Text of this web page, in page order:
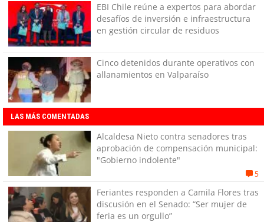
EBI Chile reúne a expertos para abordar
desafíos de inversión e infraestructura
en gestión circular de residuos
Cinco detenidos durante operativos con
allanamientos en Valparaíso
LAS MÁS COMENTADAS
Alcaldesa Nieto contra senadores tras
aprobación de compensación municipal:
"Gobierno indolente"
5
Feriantes responden a Camila Flores tras
discusión en el Senado: “Ser mujer de
feria es un orgullo”